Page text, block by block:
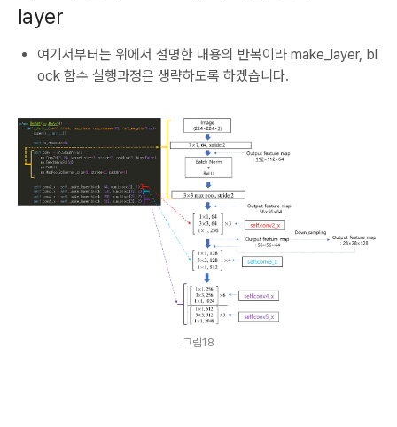
layer
여기서부터는 위에서 설명한 내용의 반복이라 make_layer, bl
ock 함수 실행과정은 생략하도록 하겠습니다.
그림18